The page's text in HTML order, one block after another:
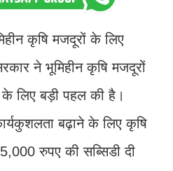
कृषि मजदूरों के लिए
ने भूमिहीन कृषि मजदूरों
लिए बड़ी पहल की है।
बढ़ाने के लिए कृषि
रुपए की सब्सिडी दी